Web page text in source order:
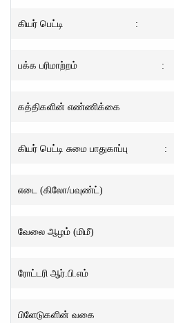
கியர் பெட்டி :
பக்க பரிமாற்றம் :
கத்திகளின் எண்ணிக்கை
கியர் பெட்டி சுமை பாதுகாப்பு :
எடை (கிலோ/பவுண்ட்)
வேலை ஆழம் (மிமீ)
ரோட்டரி ஆர்.பி.எம்
பிளேடுகளின் வகை